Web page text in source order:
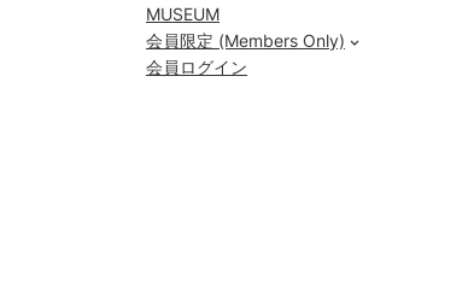
MUSEUM
会員限定 (Members Only)
会員ログイン